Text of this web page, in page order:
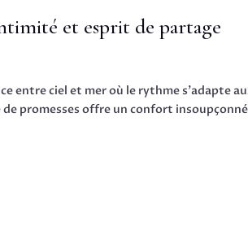
et esprit de partage
entre ciel et mer où le rythme s’adapte
promesses offre un confort